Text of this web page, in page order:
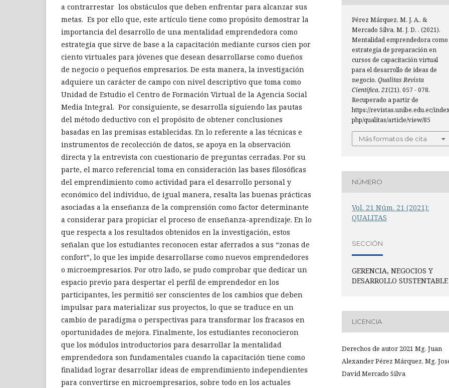
a contrarrestar los obstáculos que deben enfrentar para alcanzar sus
metas. Es por ello que, este artículo tiene como propósito demostrar la
importancia del desarrollo de una mentalidad emprendedora como
estrategia que sirve de base a la capacitación mediante cursos cien por
ciento virtuales para jóvenes que desean desarrollarse como dueños
de negocio o pequeños empresarios. De esta manera, la investigación
adquiere un carácter de campo con nivel descriptivo que toma como
Unidad de Estudio el Centro de Formación Virtual de la Agencia Social
Media Integral. Por consiguiente, se desarrolla siguiendo las pautas
del método deductivo con el propósito de obtener conclusiones
basadas en las premisas establecidas. En lo referente a las técnicas e
instrumentos de recolección de datos, se apoya en la observación
directa y la entrevista con cuestionario de preguntas cerradas. Por su
parte, el marco referencial toma en consideración las bases filosóficas
del emprendimiento como actividad para el desarrollo personal y
económico del individuo, de igual manera, resalta las buenas prácticas
asociadas a la enseñanza de la comprensión como factor determinante
a considerar para propiciar el proceso de enseñanza-aprendizaje. En lo
que respecta a los resultados obtenidos en la investigación, estos
señalan que los estudiantes reconocen estar aferrados a sus “zonas de
confort”, lo que les impide desarrollarse como nuevos emprendedores
o microempresarios. Por otro lado, se pudo comprobar que dedicar un
espacio previo para despertar el perfil de emprendedor en los
participantes, les permitió ser conscientes de los cambios que deben
impulsar para materializar sus proyectos, lo que se traduce en un
cambio de paradigma o perspectivas para transformar los fracasos en
oportunidades de mejora. Finalmente, los estudiantes reconocieron
que los módulos introductorios para desarrollar la mentalidad
emprendedora son fundamentales cuando la capacitación tiene como
finalidad lograr desarrollar ideas de emprendimiento independientes
para convertirse en microempresarios, sobre todo en los actuales
Pérez Márquez, M. J. A., &
Mercado Silva, M. J. D. . (2021).
Mentalidad emprendedora como
estrategia de preparación en
cursos de capacitación virtual
para el desarrollo de ideas de
negocio. Qualitas Revista
Científica, 21(21), 057 - 078.
Recuperado a partir de
https://revistas.unibe.edu.ec/
php/qualitas/article/view/85
Más formatos de cita
NÚMERO
Vol. 21 Núm. 21 (2021):
QUALITAS
SECCIÓN
GERENCIA, NEGOCIOS Y
DESARROLLO SUSTENTABLE
LICENCIA
Derechos de autor 2021 Mg. Juan
Alexander Pérez Márquez, Mg.
David Mercado Silva